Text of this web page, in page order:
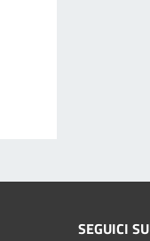
SEGUICI SU